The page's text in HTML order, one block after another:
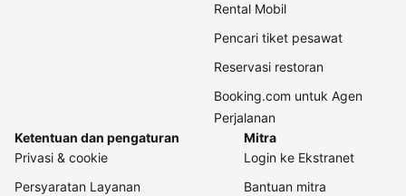
Rental Mobil
Pencari tiket pesawat
Reservasi restoran
Booking.com untuk Agen
Perjalanan
Ketentuan dan pengaturan
Privasi & cookie
Persyaratan Layanan
Mitra
Login ke Ekstranet
Bantuan mitra